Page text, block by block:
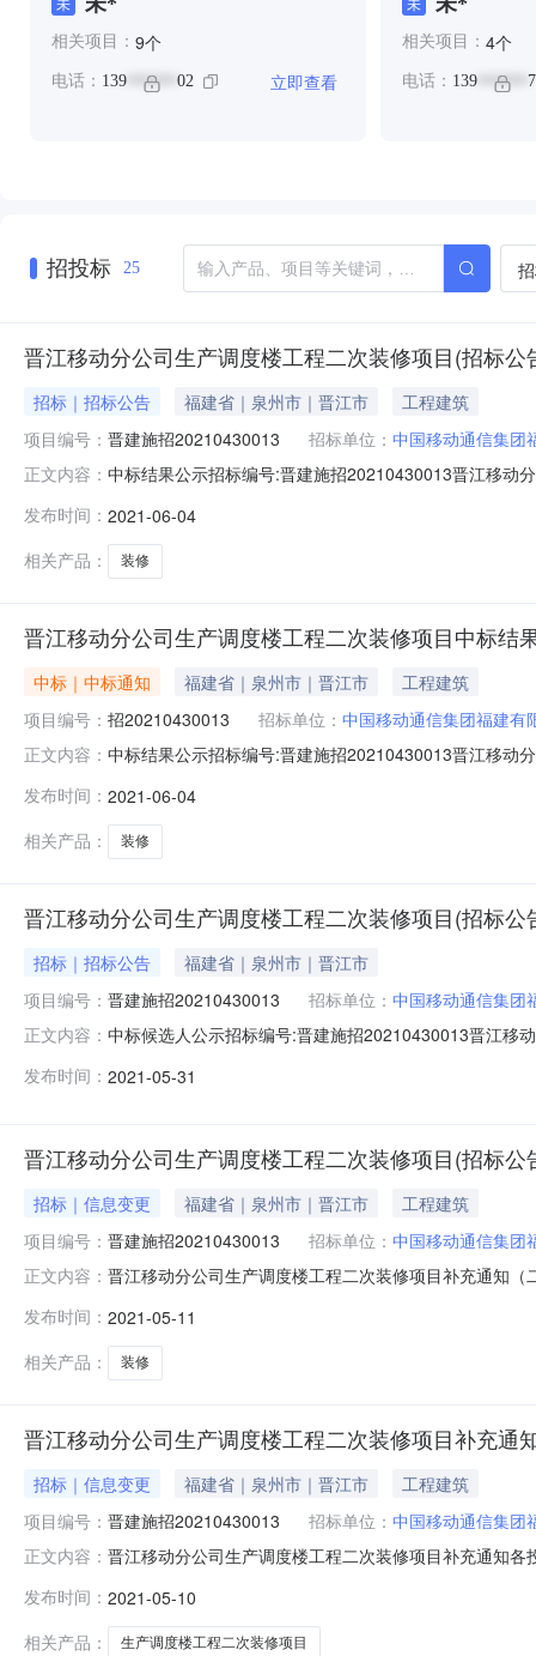
相关项目： 9个
电话： 139 ****** 02 立即查看
相关项目： 4个
电话： 139******
招投标 25
晋江移动分公司生产调度楼工程二次装修项目(招标公
招标｜招标公告 福建省｜泉州市｜晋江市
工程建筑
项目编号： 晋建施招20210430013 招标单位： 中国移动通信集团
正文内容： 中标结果公示招标编号:晋建施招20210430013晋江移动
标人名称评审结果原因依据备注////3、评标委员会成员
发布时间： 2021-06-04
相关产品：
装修
晋江移动分公司生产调度楼工程二次装修项目中标结
中标｜中标通知 福建省｜泉州市｜晋江市
工程建筑
项目编号： 招20210430013 招标单位： 中国移动通信集团福建有
正文内容： 中标结果公示招标编号:晋建施招20210430013晋江移动
标人名称评审结果原因依据备注////3、评标委员会成员
发布时间： 2021-06-04
相关产品：
装修
晋江移动分公司生产调度楼工程二次装修项目(招标公
招标｜招标公告
福建省｜泉州市｜晋江市
项目编号： 晋建施招20210430013 招标单位： 中国移动通信集团
正文内容： 中标候选人公示招标编号:晋建施招20210430013晋江移
福建瀚瑞建设工程有限公司福建湖鑫建设有限公司投标
发布时间： 2021-05-31
晋江移动分公司生产调度楼工程二次装修项目(招标公
招标｜信息变更 福建省｜泉州市｜晋江市
工程建筑
项目编号： 晋建施招20210430013 招标单位： 中国移动通信集团
正文内容： 晋江移动分公司生产调度楼工程二次装修项目补充通知
具有同等的法律效力，原招标文件与本补充通知有不一
江分公司（盖章）招标代理机构：福建
发布时间： 2021-05-11
相关产品：
装修
晋江移动分公司生产调度楼工程二次装修项目补充通
招标｜信息变更 福建省｜泉州市｜晋江市
工程建筑
项目编号： 晋建施招20210430013 招标单位： 中国移动通信集团
正文内容： 晋江移动分公司生产调度楼工程二次装修项目补充通知
标范围和内容修改为：本招标项目系晋江移动分公司生
程、给排水工程
发布时间： 2021-05-10
相关产品：
生产调度楼工程二次装修项目